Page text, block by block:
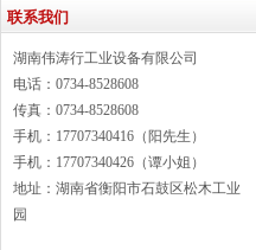
联系我们
湖南伟涛行工业设备有限公司
电话：0734-8528608
传真：0734-8528608
手机：17707340416（阳先生）
手机：17707340426（谭小姐）
地址：湖南省衡阳市石鼓区松木工业
园